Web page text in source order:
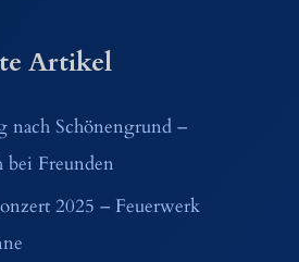
Artikel
nach Schönengrund –
bei Freunden
2025 – Feuerwerk